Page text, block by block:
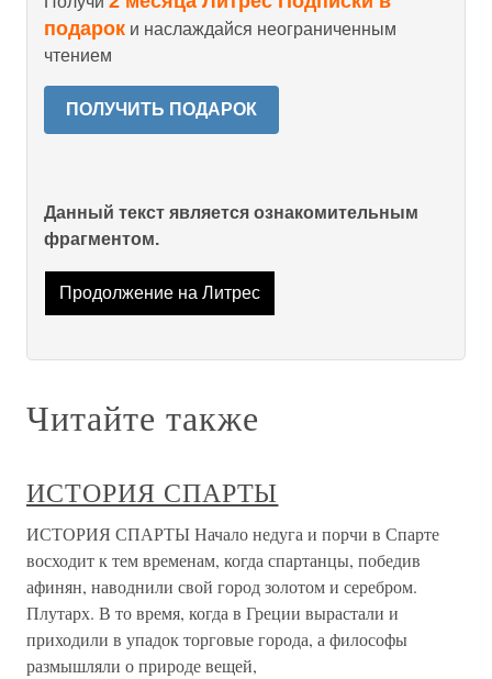
подарок и наслаждайся неограниченным
чтением
ПОЛУЧИТЬ ПОДАРОК
Данный текст является ознакомительным
фрагментом.
Продолжение на Литрес
Читайте также
ИСТОРИЯ СПАРТЫ
ИСТОРИЯ СПАРТЫ Начало недуга и порчи в Спарте
восходит к тем временам, когда спартанцы, победив
афинян, наводнили свой город золотом и серебром.
Плутарх. В то время, когда в Греции вырастали и
приходили в упадок торговые города, а философы
размышляли о природе вещей,